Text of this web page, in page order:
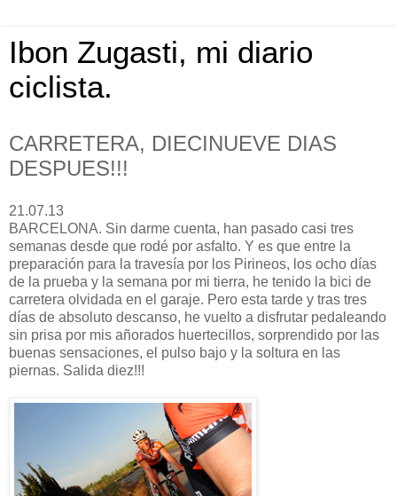
Ibon Zugasti, mi diario
ciclista.
CARRETERA, DIECINUEVE DIAS
DESPUES!!!
21.07.13
BARCELONA. Sin darme cuenta, han pasado casi tres
semanas desde que rodé por asfalto. Y es que entre la
preparación para la travesía por los Pirineos, los ocho días
de la prueba y la semana por mi tierra, he tenido la bici de
carretera olvidada en el garaje. Pero esta tarde y tras tres
días de absoluto descanso, he vuelto a disfrutar pedaleando
sin prisa por mis añorados huertecillos, sorprendido por las
buenas sensaciones, el pulso bajo y la soltura en las
piernas. Salida diez!!!